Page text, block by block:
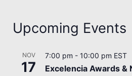
Upcoming Events
NOV
17
7:00 pm - 10:00 pm EST
Excelencia Awards &